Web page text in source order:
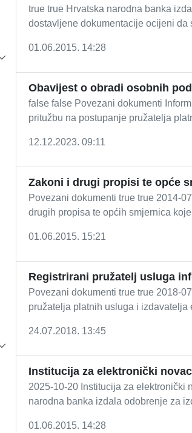
true true Hrvatska narodna banka
dostavljene dokumentacije ocijeni da
01.06.2015. 14:28
Obavijest o obradi osobnih
false false Povezani dokumenti
pritužbu na postupanje pružatelja
12.12.2023. 09:11
Zakoni i drugi propisi te opće
Povezani dokumenti true true 2014-
drugih propisa te općih smjernica
01.06.2015. 15:21
Registrirani pružatelj usluga
Povezani dokumenti true true 2018-
pružatelja platnih usluga i
24.07.2018. 13:45
Institucija za elektronički novac
2025-10-20 Institucija za elektronički
narodna banka izdala odobrenje za
01.06.2015. 14:28